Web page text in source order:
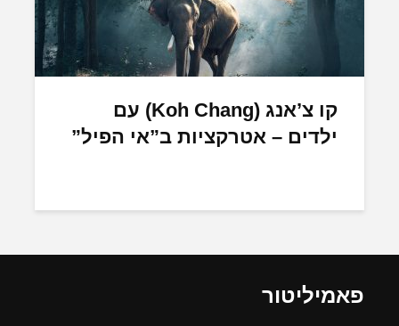
קו צ’אנג (Koh Chang) עם
ילדים – אטרקציות ב”אי הפיל”
פאמיליטור